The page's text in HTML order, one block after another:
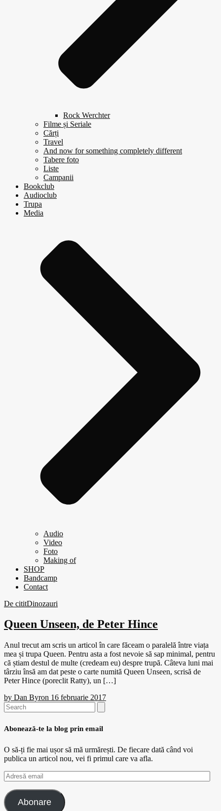
Rock Werchter
Filme și Seriale
Cărți
Travel
And now for something completely different
Tabere foto
Liste
Campanii
Bookclub
Audioclub
Trupa
Media
Audio
Video
Foto
Making of
SHOP
Bandcamp
Contact
De cititDinozauri
Queen Unseen, de Peter Hince
Anul trecut am scris un articol în care făceam o paralelă între viața
mea și trupa Queen. Pentru asta a fost nevoie să sap minimal, pentru
că știam destul de multe (credeam eu) despre trupă. Câteva luni mai
târziu însă am dat peste o carte numită Queen Unseen, scrisă de
Peter Hince (poreclit Ratty), un […]
by Dan Byron 16 februarie 2017
Search
for:
Abonează-te la blog prin email
O să-ți fie mai ușor să mă urmărești. De fiecare dată când voi
publica un articol nou, vei fi primul care va afla.
Adresă
email
Abonare